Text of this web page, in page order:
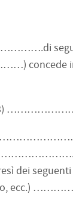
in
(3)
dei seguenti
meno, ecc.)